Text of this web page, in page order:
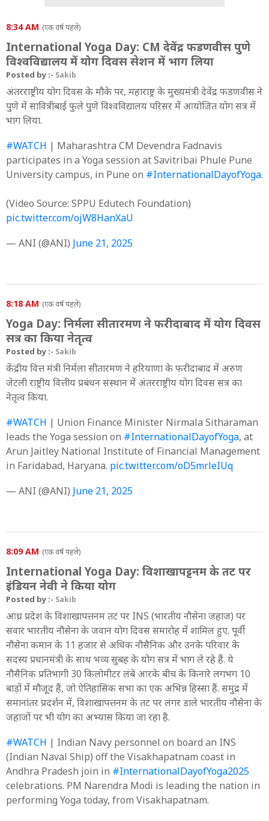
8:34 AM (एक वर्ष पहले)
International Yoga Day: CM देवेंद्र फडणवीस पुणे
विश्वविद्यालय में योग दिवस सेशन में भाग लिया
Posted by :- Sakib
अंतरराष्ट्रीय योग दिवस के मौके पर, महाराष्ट्र के मुख्यमंत्री देवेंद्र फडणवीस ने
पुणे में सावित्रीबाई फुले पुणे विश्वविद्यालय परिसर में आयोजित योग सत्र में
भाग लिया.
#WATCH | Maharashtra CM Devendra Fadnavis
participates in a Yoga session at Savitribai Phule Pune
University campus, in Pune on #InternationalDayofYoga.
(Video Source: SPPU Edutech Foundation)
pic.twitter.com/ojW8HanXaU
— ANI (@ANI) June 21, 2025
8:18 AM (एक वर्ष पहले)
Yoga Day: निर्मला सीतारमण ने फरीदाबाद में योग दिवस
सत्र का किया नेतृत्व
Posted by :- Sakib
केंद्रीय वित्त मंत्री निर्मला सीतारमण ने हरियाणा के फरीदाबाद में अरुण
जेटली राष्ट्रीय वित्तीय प्रबंधन संस्थान में अंतरराष्ट्रीय योग दिवस सत्र का
नेतृत्व किया.
#WATCH | Union Finance Minister Nirmala Sitharaman
leads the Yoga session on #InternationalDayofYoga, at
Arun Jaitley National Institute of Financial Management
in Faridabad, Haryana. pic.twitter.com/oD5mrleIUq
— ANI (@ANI) June 21, 2025
8:09 AM (एक वर्ष पहले)
International Yoga Day: विशाखापट्टनम के तट पर
इंडियन नेवी ने किया योग
Posted by :- Sakib
आंध्र प्रदेश के विशाखापत्तनम तट पर INS (भारतीय नौसेना जहाज) पर
सवार भारतीय नौसेना के जवान योग दिवस समारोह में शामिल हुए. पूर्वी
नौसेना कमान के 11 हजार से अधिक नौसैनिक और उनके परिवार के
सदस्य प्रधानमंत्री के साथ भव्य सुबह के योग सत्र में भाग ले रहे हैं. ये
नौसैनिक प्रतिभागी 30 किलोमीटर लंबे आरके बीच के किनारे लगभग 10
बाड़ों में मौजूद हैं, जो ऐतिहासिक सभा का एक अभिन्न हिस्सा हैं. समुद्र में
समानांतर प्रदर्शन में, विशाखापत्तनम के तट पर लंगर डाले भारतीय नौसेना के
जहाजों पर भी योग का अभ्यास किया जा रहा है.
#WATCH | Indian Navy personnel on board an INS
(Indian Naval Ship) off the Visakhapatnam coast in
Andhra Pradesh join in #InternationalDayofYoga2025
celebrations. PM Narendra Modi is leading the nation in
performing Yoga today, from Visakhapatnam.